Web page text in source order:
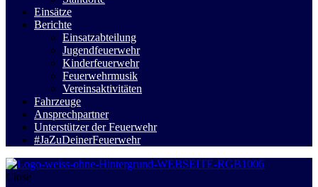
Einsätze
Berichte
Einsatzabteilung
Jugendfeuerwehr
Kinderfeuerwehr
Feuerwehrmusik
Vereinsaktivitäten
Fahrzeuge
Ansprechpartner
Unterstützer der Feuerwehr
#JaZuDeinerFeuerwehr
Close